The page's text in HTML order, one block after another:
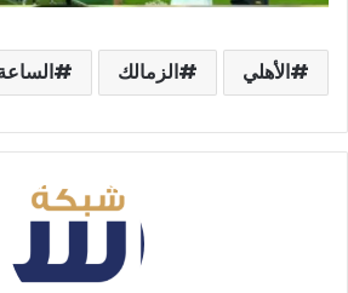
الأهلي الزمالك